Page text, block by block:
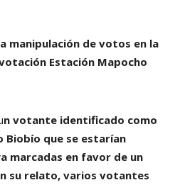
manipulación de votos en la
Estación Mapocho
n votante identificado como
Biobío que se estarían
marcadas en favor de un
su relato, varios votantes